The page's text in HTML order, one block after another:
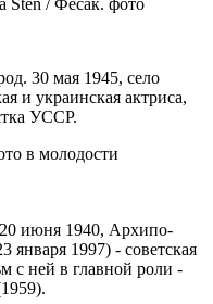
30 мая 1945, село
и украинская актриса,
УССР.
июня 1940, Архипо-
января 1997) - советская
с ней в главной роли -